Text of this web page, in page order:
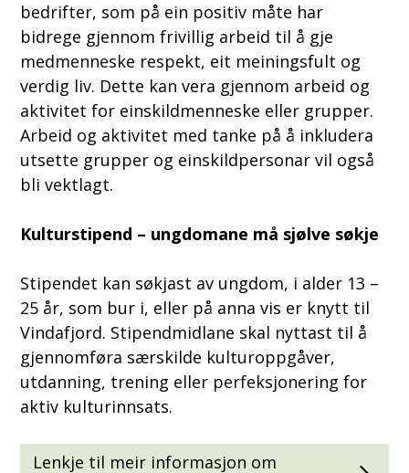
bedrifter, som på ein positiv måte har
bidrege gjennom frivillig arbeid til å gje
medmenneske respekt, eit meiningsfult og
verdig liv. Dette kan vera gjennom arbeid og
aktivitet for einskildmenneske eller grupper.
Arbeid og aktivitet med tanke på å inkludera
utsette grupper og einskildpersonar vil også
bli vektlagt.
Kulturstipend – ungdomane må sjølve søkje
Stipendet kan søkjast av ungdom, i alder 13 –
25 år, som bur i, eller på anna vis er knytt til
Vindafjord. Stipendmidlane skal nyttast til å
gjennomføra særskilde kulturoppgåver,
utdanning, trening eller perfeksjonering for
aktiv kulturinnsats.
Lenkje til meir informasjon om